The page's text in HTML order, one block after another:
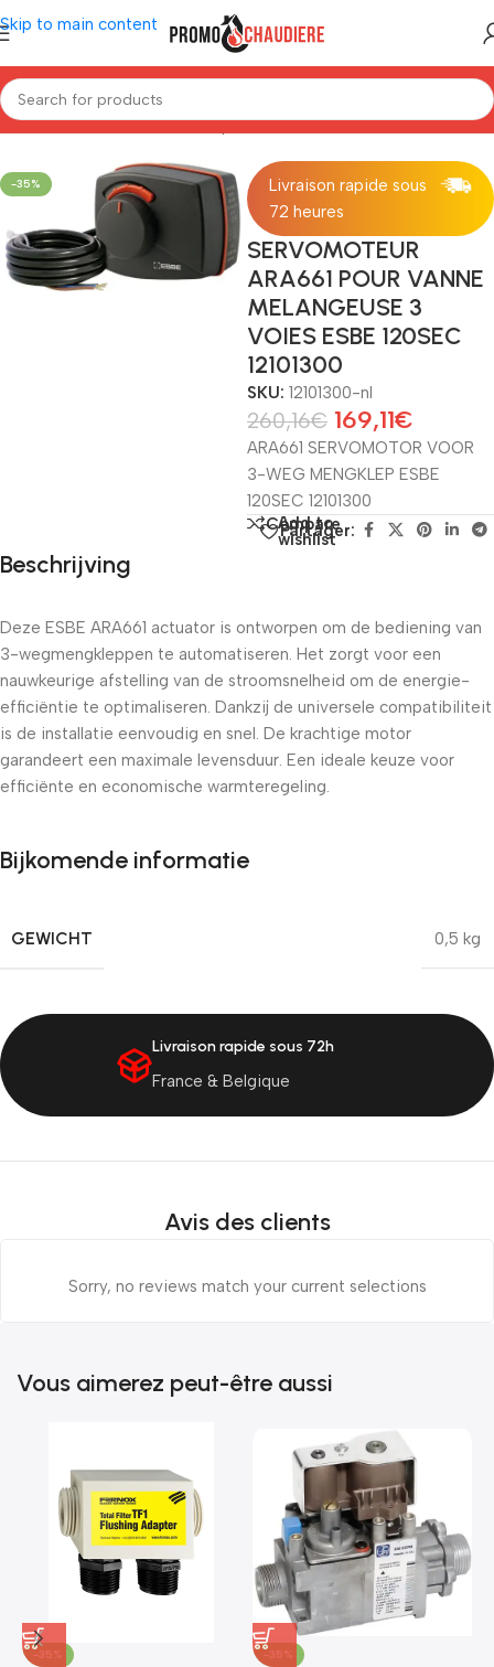
Skip to main content
Home/Installatiemateriaal/Klep
-35%
Livraison rapide sous
72 heures
SERVOMOTEUR
ARA661 POUR VANNE
MELANGEUSE 3
VOIES ESBE 120SEC
12101300
SKU: 12101300-nl
260,16€ 169,11€
ARA661 SERVOMOTOR VOOR
3-WEG MENGKLEP ESBE
120SEC 12101300
Compare
Add to
wishlist
Partager:
Beschrijving
Deze ESBE ARA661 actuator is ontworpen om de bediening van
3-wegmengkleppen te automatiseren. Het zorgt voor een
nauwkeurige afstelling van de stroomsnelheid om de energie-
efficiëntie te optimaliseren. Dankzij de universele compatibiliteit
is de installatie eenvoudig en snel. De krachtige motor
garandeert een maximale levensduur. Een ideale keuze voor
efficiënte en economische warmteregeling.
Bijkomende informatie
GEWICHT 0,5 kg
Livraison rapide sous 72h
France & Belgique
Avis des clients
Sorry, no reviews match your current selections
Vous aimerez peut-être aussi
-35% -35%